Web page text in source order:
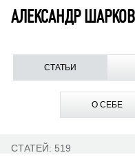
АЛЕКСАНДР
СТАТЬИ
О СЕБЕ
СТАТЕЙ: 519